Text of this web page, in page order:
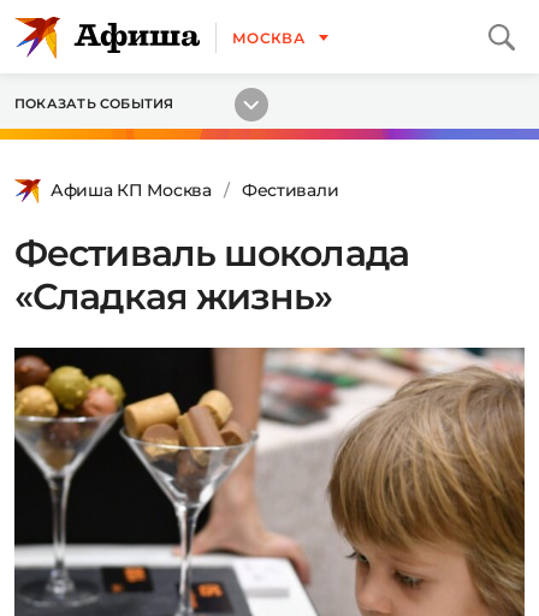
МОСКВА
ПОКАЗАТЬ СОБЫТИЯ
Афиша КП Москва Фестивали
Фестиваль шоколада
«Сладкая жизнь»